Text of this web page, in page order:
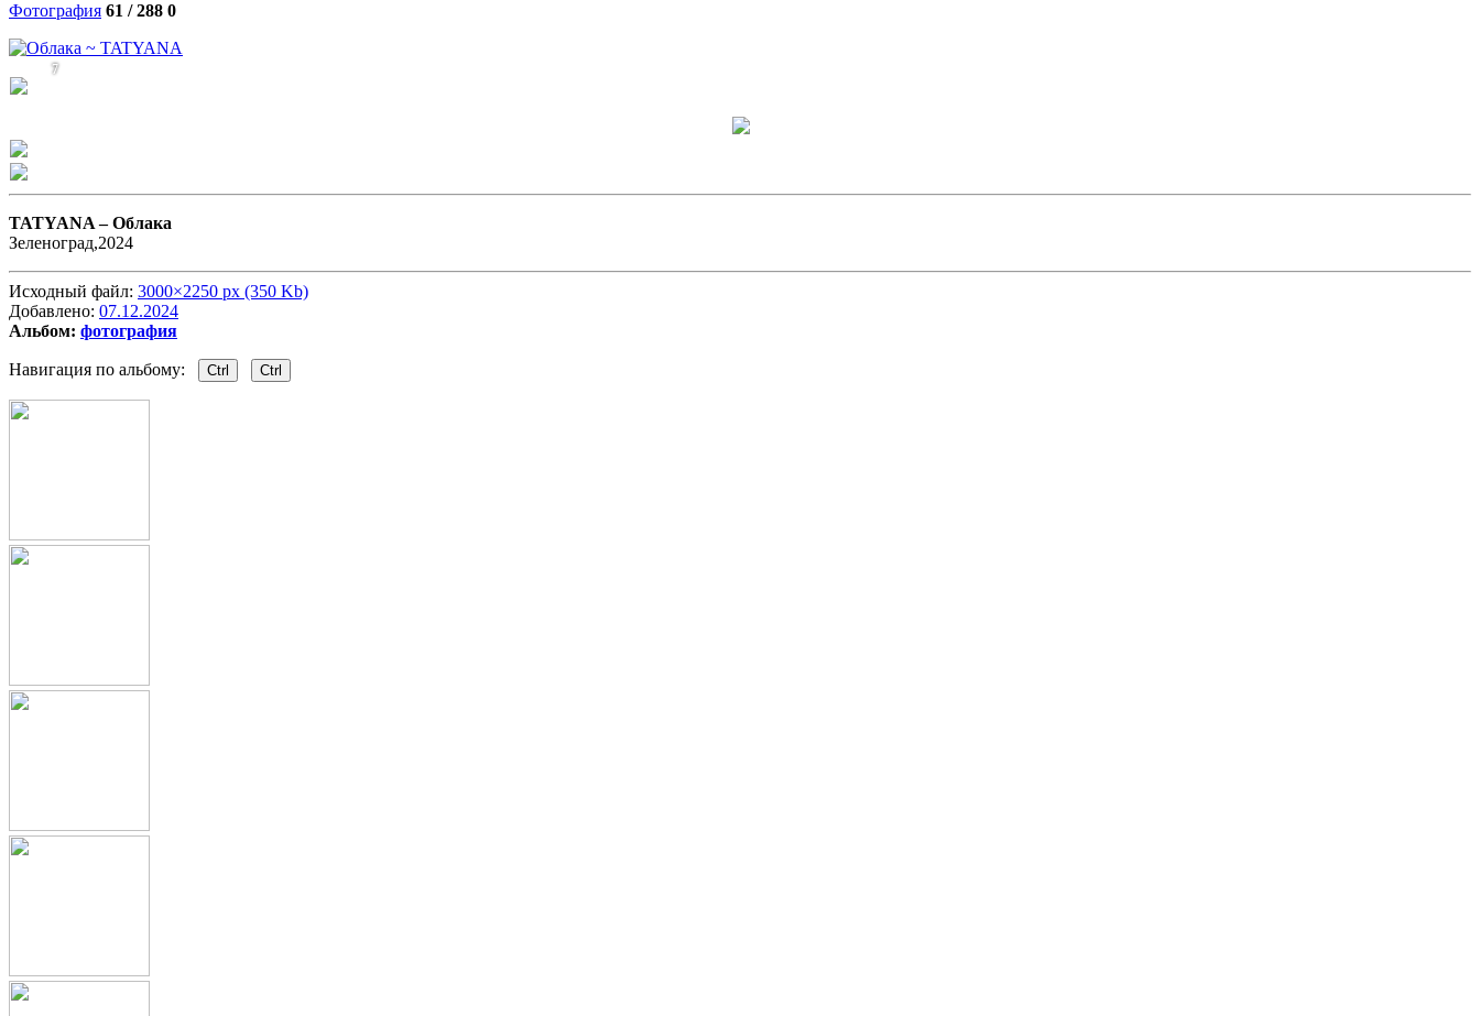
Фотография 61 / 288 0
7
TATYANA –Облака
Зеленоград,2024
Исходный файл: 3000×2250 px (350 Kb)
Добавлено: 07.12.2024
Альбом: фотография
Навигация по альбому: Ctrl Ctrl